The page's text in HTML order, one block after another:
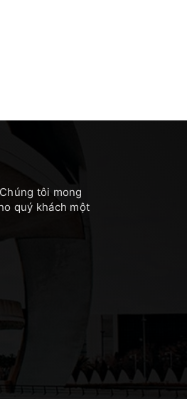
tôi mong
quý khách một